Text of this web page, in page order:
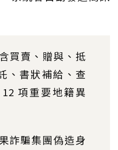
買賣、贈與、抵
、書狀補給、查
項重要地籍異
詐騙集團偽造身